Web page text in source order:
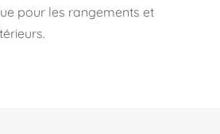
pour les rangements et